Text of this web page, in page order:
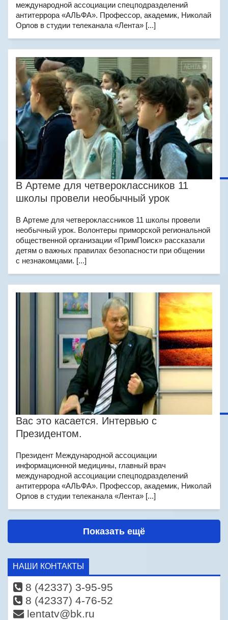
международной ассоциации спецподразделений
антитеррора «АЛЬФА». Профессор, академик, Николай
Орлов в студии телеканала «Лента» [...]
В Артеме для четвероклассников 11
школы провели необычный урок
В Артеме для четвероклассников 11 школы провели
необычный урок. Волонтеры приморской региональной
общественной организации «ПримПоиск» рассказали
детям о важных правилах безопасности при общении
с незнакомцами. [...]
Вас это касается. Интервью с
Президентом.
Президент Международной ассоциации
информационной медицины, главный врач
международной ассоциации спецподразделений
антитеррора «АЛЬФА». Профессор, академик, Николай
Орлов в студии телеканала «Лента» [...]
Показать ещё
НАШИ КОНТАКТЫ
8 (42337) 3-95-95
8 (42337) 4-76-52
lentatv@bk.ru